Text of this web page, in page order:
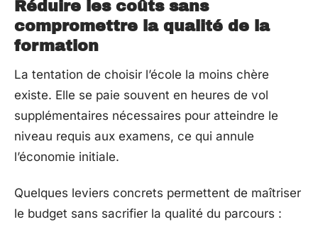
Réduire les coûts sans
compromettre la qualité de la
formation
La tentation de choisir l’école la moins chère
existe. Elle se paie souvent en heures de vol
supplémentaires nécessaires pour atteindre le
niveau requis aux examens, ce qui annule
l’économie initiale.
Quelques leviers concrets permettent de maîtriser
le budget sans sacrifier la qualité du parcours :